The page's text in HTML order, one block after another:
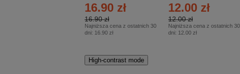
16.90 zł
16.90 zł
Najniższa cena z ostatnich 30
dni: 16.90 zł
12.00 zł
12.00 zł
Najniższa cena z ostatnich 30
dni: 12.00 zł
High-contrast mode